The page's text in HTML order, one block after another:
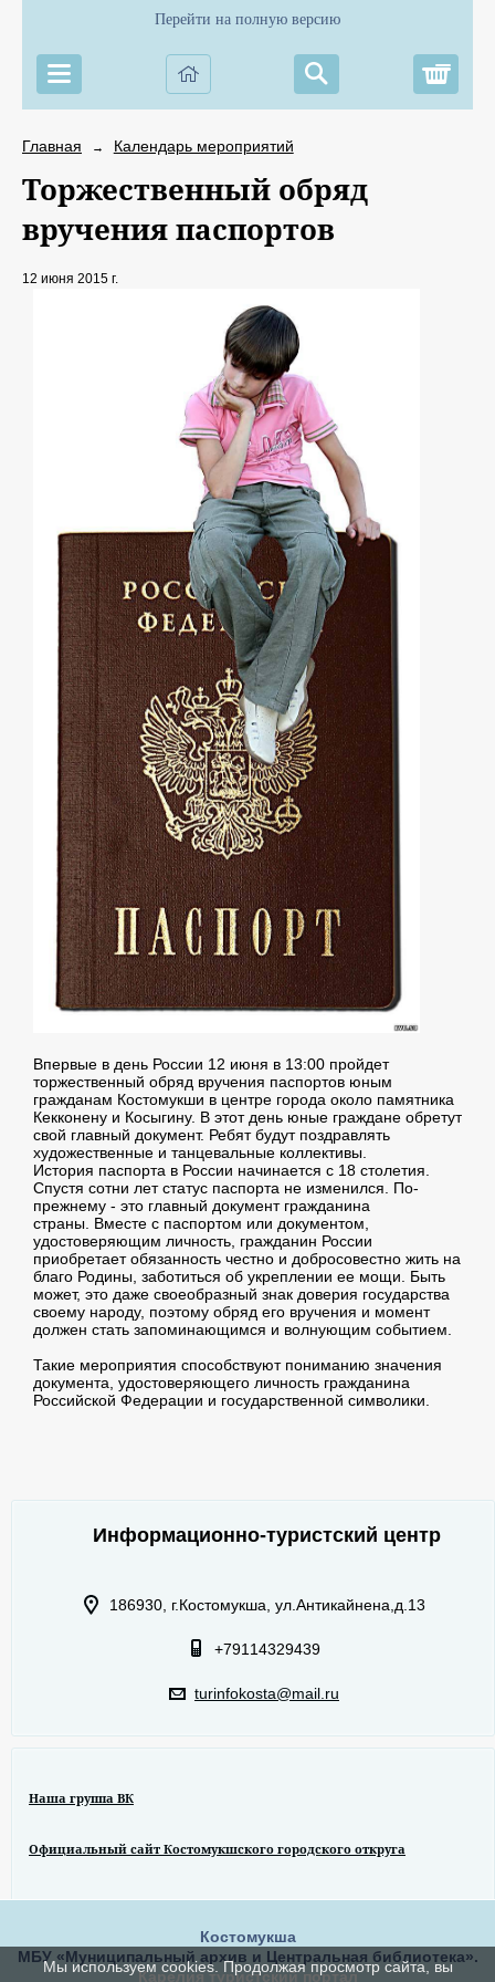
Перейти на полную версию
Главная → Календарь мероприятий
Торжественный обряд
вручения паспортов
12 июня 2015 г.
Впервые в день России 12 июня в 13:00 пройдет
торжественный обряд вручения паспортов юным
гражданам Костомукши в центре города около памятника
Кекконену и Косыгину. В этот день юные граждане обретут
свой главный документ. Ребят будут поздравлять
художественные и танцевальные коллективы.
История паспорта в России начинается с 18 столетия.
Спустя сотни лет статус паспорта не изменился. По-
прежнему - это главный документ гражданина
страны. Вместе с паспортом или документом,
удостоверяющим личность, гражданин России
приобретает обязанность честно и добросовестно жить на
благо Родины, заботиться об укреплении ее мощи. Быть
может, это даже своеобразный знак доверия государства
своему народу, поэтому обряд его вручения и момент
должен стать запоминающимся и волнующим событием.
Такие мероприятия способствуют пониманию значения
документа, удостоверяющего личность гражданина
Российской Федерации и государственной символики.
Информационно-туристский центр
186930, г.Костомукша, ул.Антикайнена,д.13
+79114329439
turinfokosta@mail.ru
Наша группа ВК
Официальный сайт Костомукшского городского откруга
Костомукша
МБУ «Муниципальный архив и Центральная библиотека».
Карелия туристский портал
Мы используем cookies. Продолжая просмотр сайта, вы